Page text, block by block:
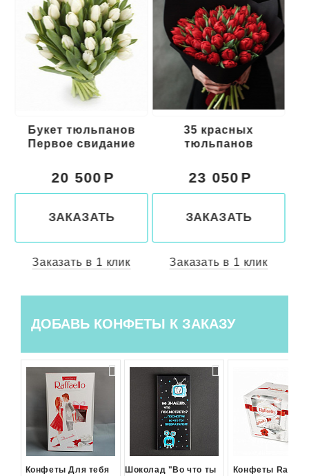
Букет тюльпанов
Первое свидание
20 500
ЗАКАЗАТЬ
Заказать в 1 клик
35 красных
тюльпанов
23 050
ЗАКАЗАТЬ
Заказать в 1 клик
ДОБАВЬ КОНФЕТЫ К ЗАКАЗУ
Конфеты Для тебя
Шоколад "Во что ты
Конфеты